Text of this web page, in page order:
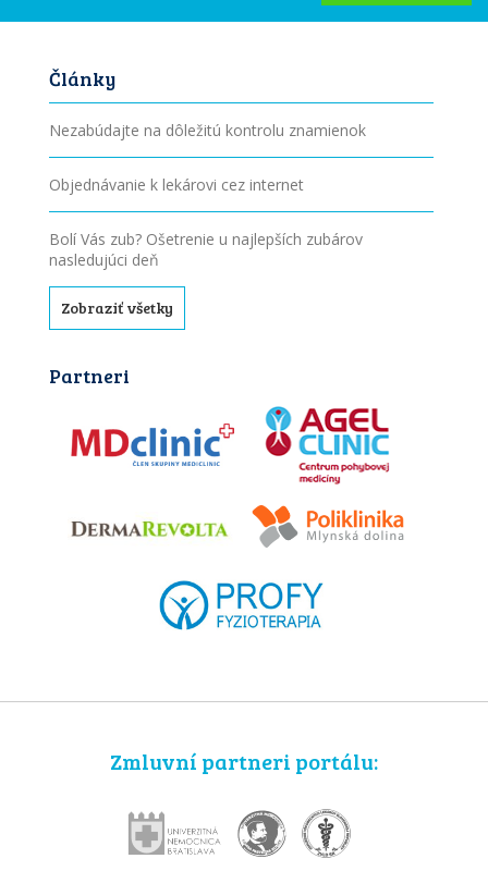
Články
Nezabúdajte na dôležitú kontrolu znamienok
Objednávanie k lekárovi cez internet
Bolí Vás zub? Ošetrenie u najlepších zubárov
nasledujúci deň
Zobraziť všetky
Partneri
Zmluvní partneri portálu: